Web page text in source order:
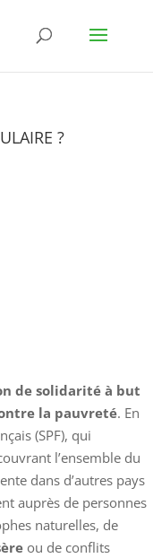
?
de solidarité à but
la pauvreté. En
(SPF), qui
l’ensemble du
dans d’autres pays
auprès de personnes
naturelles, de
ou de conflits